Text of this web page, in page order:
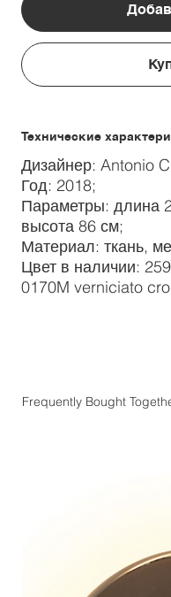
Технические
Дизайнер: Antonio
Год: 2018;
Параметры: длина
высота 86 см;
Материал: ткань,
Цвет в наличии:
0170M verniciato
Frequently Bought